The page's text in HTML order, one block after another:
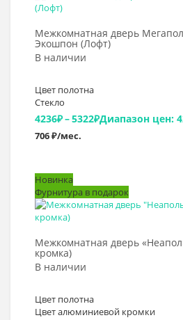
Межкомнатная дверь
Экошпон (Лофт)
В наличии
Цвет полотна
Стекло
4236₽–5322₽Диапазон цен:
706 ₽/мес.
Новинка
Фурнитура в подарок
Межкомнатная дверь
кромка)
В наличии
Цвет полотна
Цвет алюминиевой кромки
Выбрать